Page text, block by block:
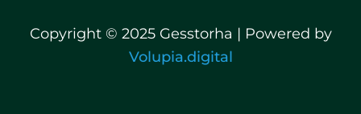
Copyright © 2025 Gesstorha | Powered by
Volupia.digital